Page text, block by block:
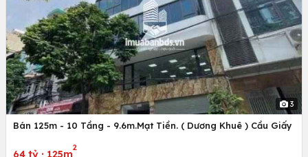
3
Bán 125m - 10 Tầng - 9.6m.Mạt Tiền. ( Dương Khuê ) Cầu Giấy
64 tỷ · 125m
2